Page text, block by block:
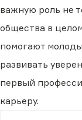
важную роль не
общества в
помогают
развивать
первый
карьеру.